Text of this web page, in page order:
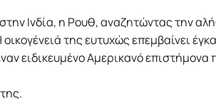
στην Ινδία, η Ρουθ, αναζητώντας την
της ευτυχώς επεμβαίνει
ειδικευμένο Αμερικανό επιστήμονα